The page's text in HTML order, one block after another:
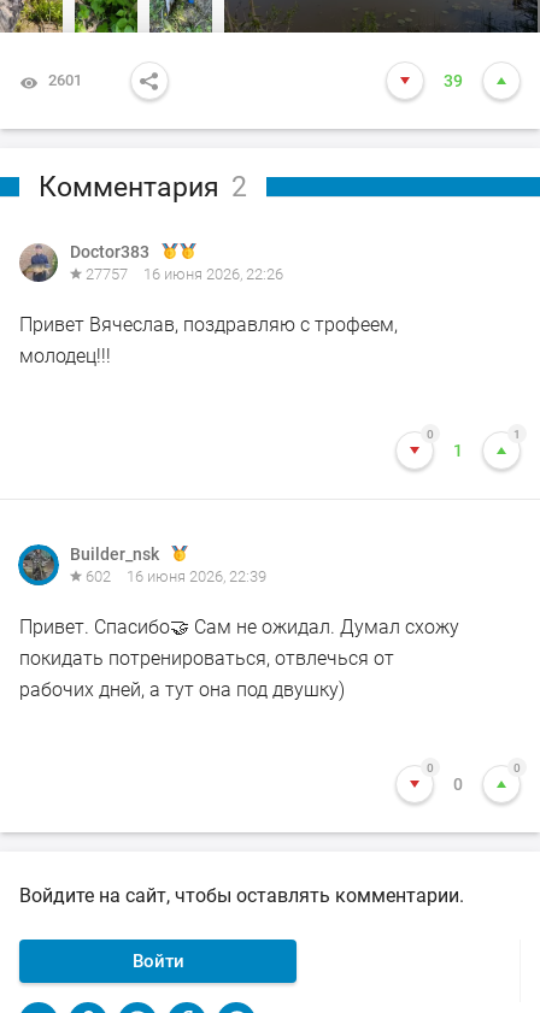
2601 39
Комментария 2
Doctor383
27757 16 июня 2026, 22:26
Привет Вячеслав, поздравляю с трофеем,
молодец!!!
0
1
1
Builder_nsk
602 16 июня 2026, 22:39
Привет. Спасибо🤝 Сам не ожидал. Думал схожу
покидать потренироваться, отвлечься от
рабочих дней, а тут она под двушку)
0
0
0
Войдите на сайт, чтобы оставлять комментарии.
Войти